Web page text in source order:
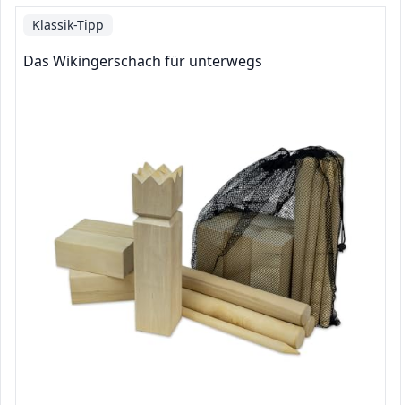
Klassik-Tipp
Das Wikingerschach für unterwegs